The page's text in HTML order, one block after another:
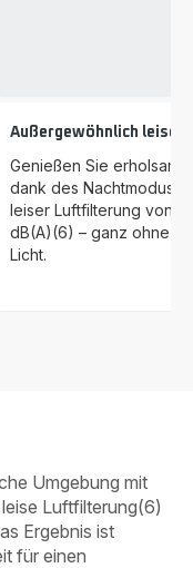
Außergewöhnlich leise
Genießen Sie
dank des Nachtmodus
leiser Luftfilterung von
dB(A)(6) – ganz ohne
Licht.
Umgebung mit
Luftfilterung(6)
Ergebnis ist
für einen